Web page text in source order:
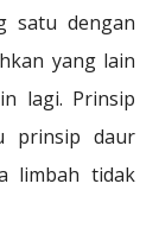
satu dengan
yang lain
lagi. Prinsip
prinsip daur
limbah tidak